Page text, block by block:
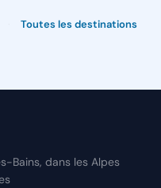
Toutes les destinations
Bains, dans les Alpes